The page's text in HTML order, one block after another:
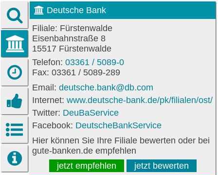
Deutsche Bank
Filiale: Fürstenwalde
Eisenbahnstraße 8
15517 Fürstenwalde
Telefon: 03361 / 5089-0
Fax: 03361 / 5089-289
Email: deutsche.bank@db.com
Internet: www.deutsche-bank.de/pk/filialen/ost/
Twitter: DeuBaService
Facebook: DeutscheBankService
Hier können Sie Ihre Filiale bewerten oder bei
gute-banken.de empfehlen
jetzt empfehlen
jetzt bewerten